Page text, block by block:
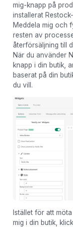
mig-knapp på
installerat
Meddela mig och
resten av
återförsäljning till
När du använder
knapp i din butik,
baserat på din
du vill.
Istället för att
mig i din butik,